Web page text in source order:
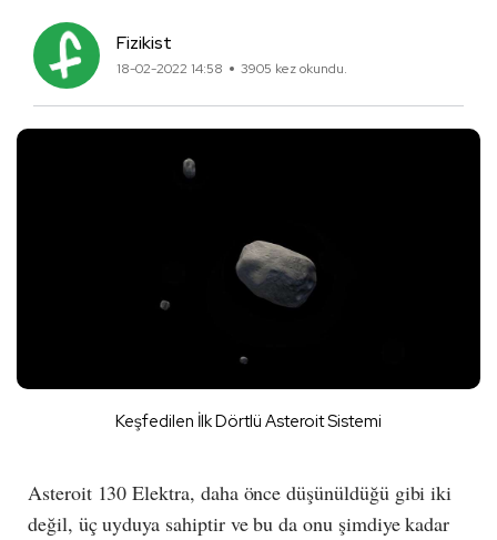
Fizikist
18-02-2022 14:58 3905 kez okundu.
Keşfedilen İlk Dörtlü Asteroit Sistemi
Asteroit 130 Elektra, daha önce düşünüldüğü gibi iki
değil, üç uyduya sahiptir ve bu da onu şimdiye kadar